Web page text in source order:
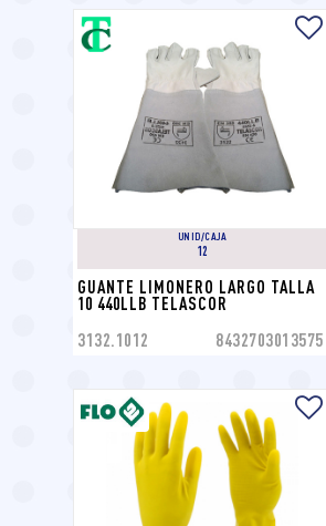
UNID/CAJA
12
GUANTE LIMONERO LARGO TALLA
10 440LLB TELASCOR
3132.1012 8432703013575